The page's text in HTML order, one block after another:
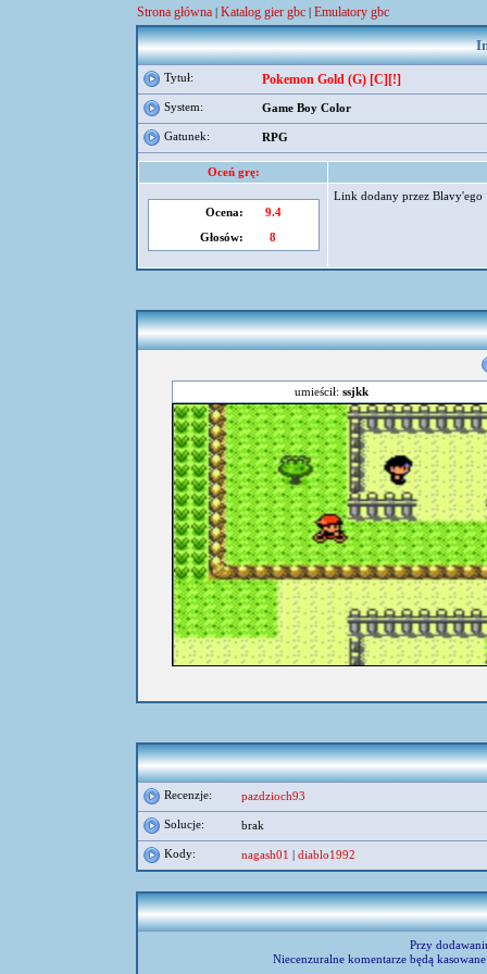
Strona główna | Katalog gier gbc | Emulatory gbc
Tytuł: Pokemon Gold (G) [C][!]
System: Game Boy Color
Gatunek: RPG
Oceń grę:
Ocena:
9.4
Głosów:
8
Link dodany przez Blavy'ego
umieścił: ssjkk
Recenzje: pazdzioch93
Solucje: brak
Kody: nagash01 | diablo1992
Przy
Niecenzuralne komentarze będą